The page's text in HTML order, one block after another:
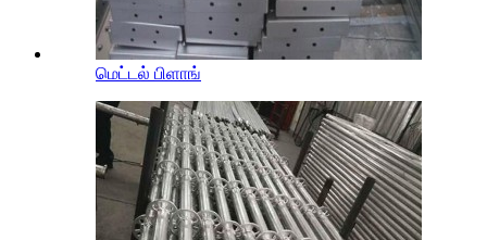
மெட்டல் பிளாங்